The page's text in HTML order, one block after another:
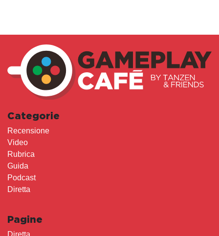
Categorie
Recensione
Video
Rubrica
Guida
Podcast
Diretta
Pagine